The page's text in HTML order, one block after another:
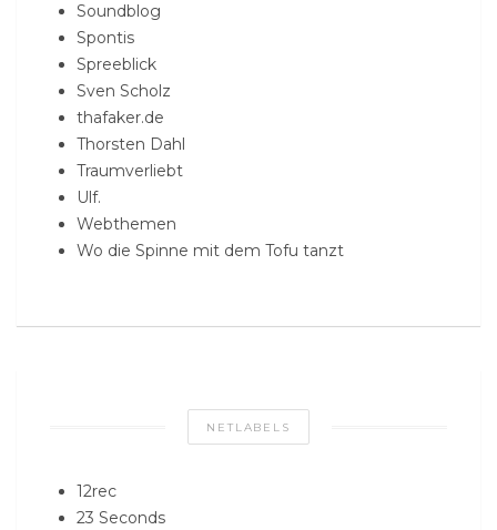
Soundblog
Spontis
Spreeblick
Sven Scholz
thafaker.de
Thorsten Dahl
Traumverliebt
Ulf.
Webthemen
Wo die Spinne mit dem Tofu tanzt
NETLABELS
12rec
23 Seconds